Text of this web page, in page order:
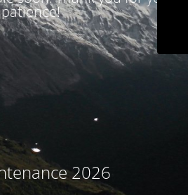
patience!
2026